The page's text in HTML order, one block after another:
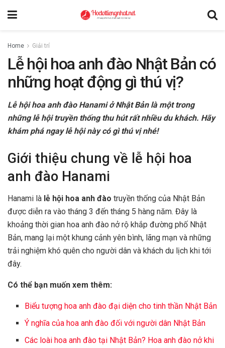
Home Giải trí
Lễ hội hoa anh đào Nhật Bản có
những hoạt động gì thú vị?
Lễ hội hoa anh đào Hanami ở Nhật Bản là một trong
những lễ hội truyền thống thu hút rất nhiều du khách. Hãy
khám phá ngay lễ hội này có gì thú vị nhé!
Giới thiệu chung về lễ hội hoa
anh đào Hanami
Hanami là lễ hội hoa anh đào truyền thống của Nhật Bản
được diễn ra vào tháng 3 đến tháng 5 hàng năm. Đây là
khoảng thời gian hoa anh đào nở rộ khắp đường phố Nhật
Bản, mang lại một khung cảnh yên bình, lãng mạn và những
trải nghiệm khó quên cho người dân và khách du lịch khi tới
đây.
Có thể bạn muốn xem thêm:
Biểu tượng hoa anh đào đại diện cho tinh thần Nhật Bản
Ý nghĩa của hoa anh đào đối với người dân Nhật Bản
Các loài hoa anh đào tại Nhật Bản? Hoa anh đào nở khi